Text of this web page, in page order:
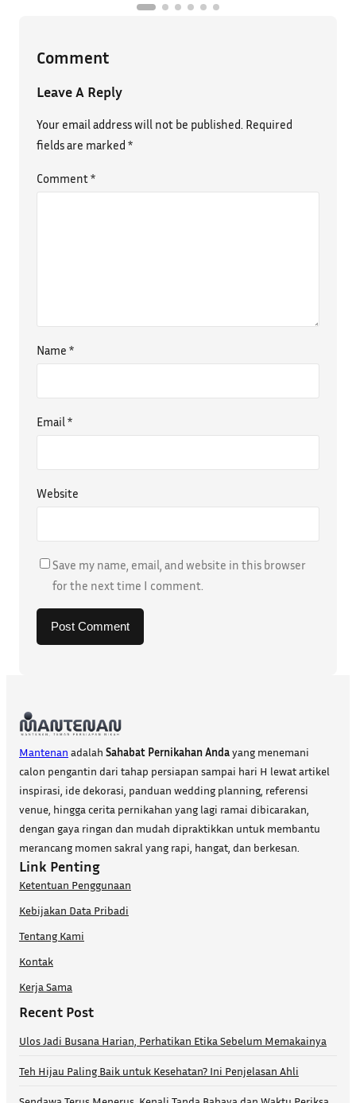
Comment
Leave A Reply
Your email address will not be published. Required
fields are marked *
Comment*
Name *
Email *
Website
Save my name, email, and website in this browser
for the next time I comment.
Mantenan adalah Sahabat Pernikahan Andayang menemani
calon pengantin dari tahap persiapan sampai hari H lewat artikel
inspirasi, ide dekorasi, panduan wedding planning, referensi
venue, hingga cerita pernikahan yang lagi ramai dibicarakan,
dengan gaya ringan dan mudah dipraktikkan untuk membantu
merancang momen sakral yang rapi, hangat, dan berkesan.
Link Penting
Ketentuan Penggunaan
Kebijakan Data Pribadi
Tentang Kami
Kontak
Kerja Sama
Recent Post
Ulos Jadi Busana Harian, Perhatikan Etika Sebelum Memakainya
Teh Hijau Paling Baik untuk Kesehatan? Ini Penjelasan Ahli